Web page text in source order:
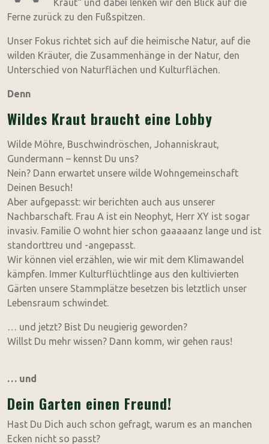
Kraut“ und dabei lenken wir den Blick auf die
Ferne zurück zu den Fußspitzen.
Unser Fokus richtet sich auf die heimische Natur, auf die
wilden Kräuter, die Zusammenhänge in der Natur, den
Unterschied von Naturflächen und Kulturflächen.
Denn
Wildes Kraut braucht eine Lobby
Wilde Möhre, Buschwindröschen, Johanniskraut,
Gundermann – kennst Du uns?
Nein? Dann erwartet unsere wilde Wohngemeinschaft
Deinen Besuch!
Aber aufgepasst: wir berichten auch aus unserer
Nachbarschaft. Frau A ist ein Neophyt, Herr XY ist sogar
invasiv. Familie O wohnt hier schon gaaaaanz lange und ist
standorttreu und -angepasst.
Wir können viel erzählen, wie wir mit dem Klimawandel
kämpfen. Immer Kulturflüchtlinge aus den kultivierten
Gärten unsere Stammplätze besetzen bis letztlich unser
Lebensraum schwindet.
… und jetzt? Bist Du neugierig geworden?
Willst Du mehr wissen? Dann komm, wir gehen raus!
… und
Dein Garten einen Freund!
Hast Du Dich auch schon gefragt, warum es an manchen
Ecken nicht so passt?